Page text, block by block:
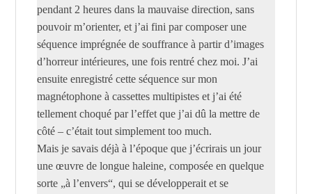
pendant 2 heures dans la mauvaise direction, sans
pouvoir m’orienter, et j’ai fini par composer une
séquence imprégnée de souffrance à partir d’images
d’horreur intérieures, une fois rentré chez moi. J’ai
ensuite enregistré cette séquence sur mon
magnétophone à cassettes multipistes et j’ai été
tellement choqué par l’effet que j’ai dû la mettre de
côté – c’était tout simplement too much.
Mais je savais déjà à l’époque que j’écrirais un jour
une œuvre de longue haleine, composée en quelque
sorte „à l’envers“, qui se développerait et se